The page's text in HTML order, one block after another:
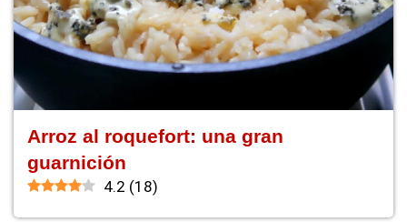
Arroz al roquefort: una gran
guarnición
4.2 (18)